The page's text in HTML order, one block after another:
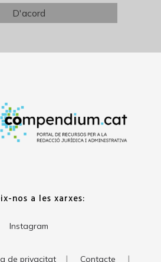
nos a les xarxes:
Instagram
de privacitat | Contacte |